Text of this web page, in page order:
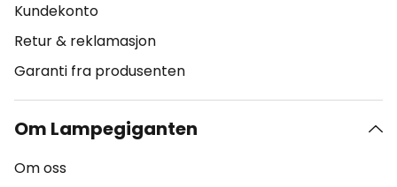
Kundekonto
Retur & reklamasjon
Garanti fra produsenten
Om Lampegiganten
Om oss